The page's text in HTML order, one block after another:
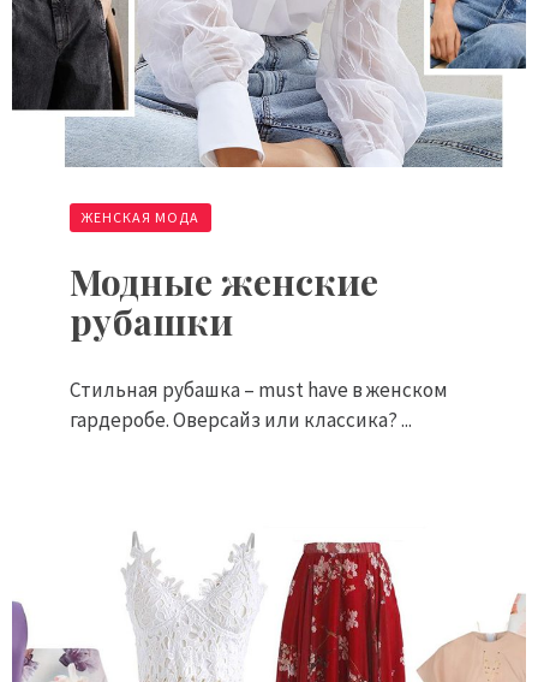
ЖЕНСКАЯ МОДА
Модные женские
рубашки
Стильная рубашка – must have в женском
гардеробе. Оверсайз или классика? ...